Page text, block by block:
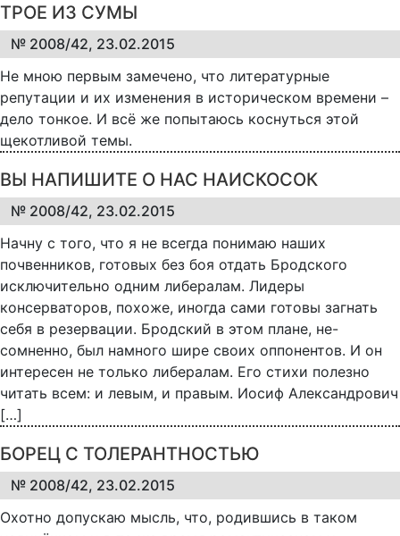
ТРОЕ ИЗ СУМЫ
№ 2008/42, 23.02.2015
Не мною первым замечено, что литературные
репутации и их изменения в историческом времени –
дело тонкое. И всё же попытаюсь коснуться этой
щекотливой темы.
ВЫ НАПИШИТЕ О НАС НАИСКОСОК
№ 2008/42, 23.02.2015
Начну с того, что я не всегда понимаю наших
почвенников, готовых без боя отдать Бродского
исключительно одним либералам. Лидеры
консерваторов, похоже, иногда сами готовы загнать
себя в резервации. Бродский в этом плане, не-
сомненно, был намного шире своих оппонентов. И он
интересен не только либералам. Его стихи полезно
читать всем: и левым, и правым. Иосиф Александрович
[…]
БОРЕЦ С ТОЛЕРАНТНОСТЬЮ
№ 2008/42, 23.02.2015
Охотно допускаю мысль, что, родившись в таком